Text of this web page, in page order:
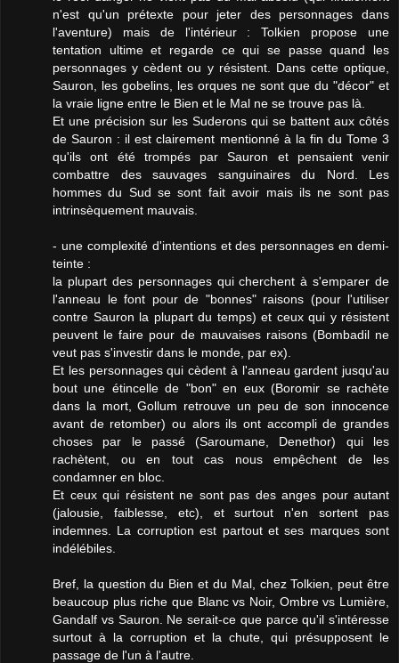
n'est qu'un prétexte pour jeter des personnages dans
l'aventure) mais de l'intérieur : Tolkien propose une
tentation ultime et regarde ce qui se passe quand les
personnages y cèdent ou y résistent. Dans cette optique,
Sauron, les gobelins, les orques ne sont que du "décor" et
la vraie ligne entre le Bien et le Mal ne se trouve pas là.
Et une précision sur les Suderons qui se battent aux côtés
de Sauron : il est clairement mentionné à la fin du Tome 3
qu'ils ont été trompés par Sauron et pensaient venir
combattre des sauvages sanguinaires du Nord. Les
hommes du Sud se sont fait avoir mais ils ne sont pas
intrinsèquement mauvais.
- une complexité d'intentions et des personnages en demi-
teinte :
la plupart des personnages qui cherchent à s'emparer de
l'anneau le font pour de "bonnes" raisons (pour l'utiliser
contre Sauron la plupart du temps) et ceux qui y résistent
peuvent le faire pour de mauvaises raisons (Bombadil ne
veut pas s'investir dans le monde, par ex).
Et les personnages qui cèdent à l'anneau gardent jusqu'au
bout une étincelle de "bon" en eux (Boromir se rachète
dans la mort, Gollum retrouve un peu de son innocence
avant de retomber) ou alors ils ont accompli de grandes
choses par le passé (Saroumane, Denethor) qui les
rachètent, ou en tout cas nous empêchent de les
condamner en bloc.
Et ceux qui résistent ne sont pas des anges pour autant
(jalousie, faiblesse, etc), et surtout n'en sortent pas
indemnes. La corruption est partout et ses marques sont
indélébiles.
Bref, la question du Bien et du Mal, chez Tolkien, peut être
beaucoup plus riche que Blanc vs Noir, Ombre vs Lumière,
Gandalf vs Sauron. Ne serait-ce que parce qu'il s'intéresse
surtout à la corruption et la chute, qui présupposent le
passage de l'un à l'autre.